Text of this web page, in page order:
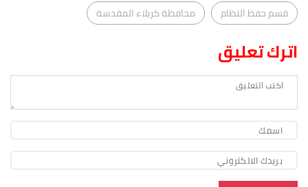
قسم حفظ النظام
محافظة كربلاء المقدسة
اترك تعليق